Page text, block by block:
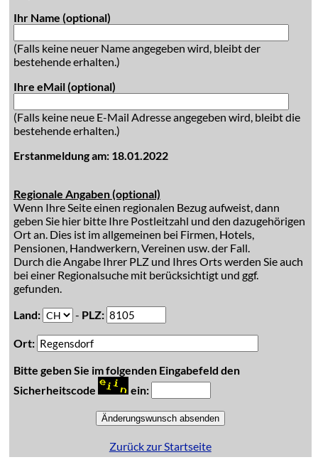
Ihr Name (optional)
(Falls keine neuer Name angegeben wird, bleibt der
bestehende erhalten.)
Ihre eMail (optional)
(Falls keine neue E-Mail Adresse angegeben wird, bleibt die
bestehende erhalten.)
Erstanmeldung am: 18.01.2022
Regionale Angaben (optional)
Wenn Ihre Seite einen regionalen Bezug aufweist, dann
geben Sie hier bitte Ihre Postleitzahl und den dazugehörigen
Ort an. Dies ist im allgemeinen bei Firmen, Hotels,
Pensionen, Handwerkern, Vereinen usw. der Fall.
Durch die Angabe Ihrer PLZ und Ihres Orts werden Sie auch
bei einer Regionalsuche mit berücksichtigt und ggf.
gefunden.
Land:
- PLZ:
Ort:
Bitte geben Sie im folgenden Eingabefeld den
Sicherheitscode
ein:
Zurück zur Startseite